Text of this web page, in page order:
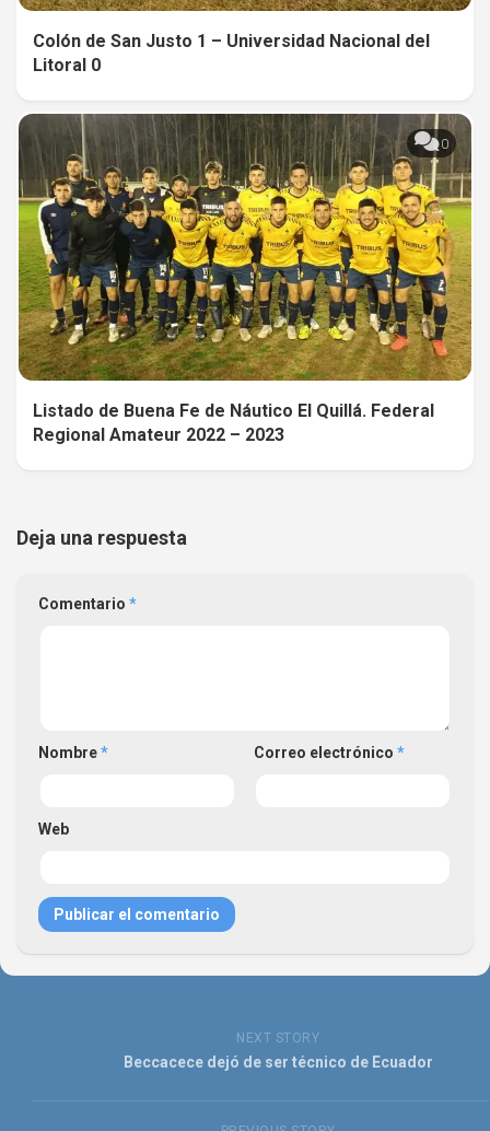
Colón de San Justo 1 – Universidad Nacional del
Litoral 0
0
Listado de Buena Fe de Náutico El Quillá. Federal
Regional Amateur 2022 – 2023
Deja una respuesta
Comentario *
Nombre* Correo electrónico *
Web
NEXT STORY
Beccacece dejó de ser técnico de Ecuador